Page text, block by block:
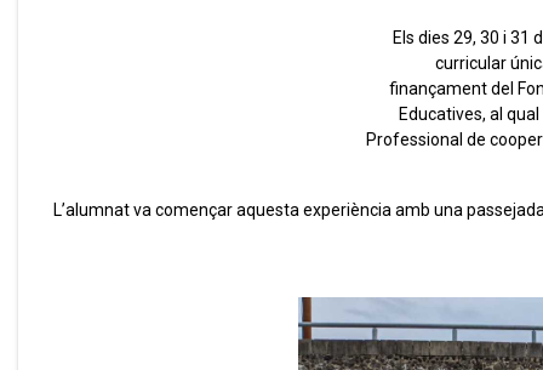
Els dies 29, 30 i 31
curricular
finançament del
Educatives, al
Professional de
L’alumnat va començar aquesta experiència amb una